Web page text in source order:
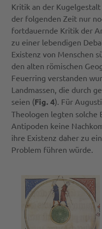
Kritik an der
der folgenden Zeit nur
fortdauernde Kritik der
zu einer lebendigen
Existenz von Menschen
den alten römischen
Feuerring verstanden
Landmassen, die durch
seien (Fig. 4). Für
Theologen legten solche
Antipoden keine
ihre Existenz daher zu
Problem führen würde.